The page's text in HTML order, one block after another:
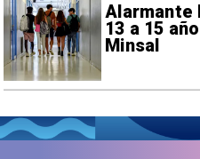
Alarmante
13 a 15
Minsal